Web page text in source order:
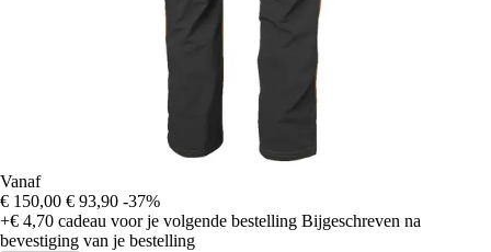
Vanaf
€ 150,00 € 93,90 -37%
+€ 4,70 cadeau voor je volgende bestelling Bijgeschreven na
bevestiging van je bestelling